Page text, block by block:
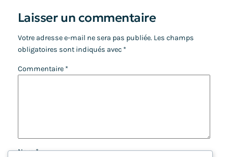
Laisser un commentaire
Votre adresse e-mail ne sera pas publiée. Les champs
obligatoires sont indiqués avec *
Commentaire *
Nom*